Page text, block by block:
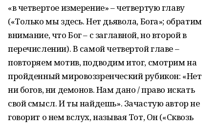
«в четвертое измерение» – четвертую главу
(«Только мы здесь. Нет дьявола, Бога»; обратим
внимание, что Бог – с заглавной, но второй в
перечислении). В самой четвертой главе –
повторяем мотив, подводим итог, смотрим на
пройденный мировоззренческий рубикон: «Нет
ни богов, ни демонов. Нам дано / право искать
свой смысл. И ты найдешь». Зачастую автор не
говорит о нем вслух, называя Тот, Он («Сквозь